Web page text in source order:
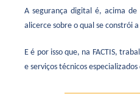
A segurança digital é, acima
alicerce sobre o qual se constrói
E é por isso que, na FACTIS,
e serviços técnicos